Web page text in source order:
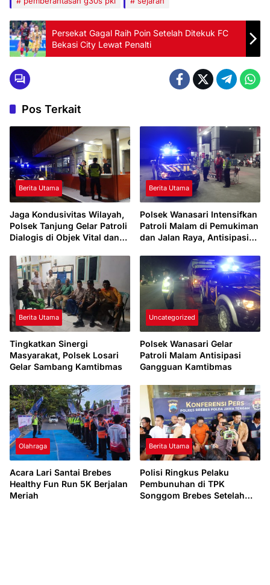
Persekat Gagal Raih Poin Setelah Ditekuk FC
Bekasi City Lewat Penalti
Pos Terkait
Berita Utama
Jaga Kondusivitas Wilayah,
Polsek Tanjung Gelar Patroli
Dialogis di Objek Vital dan
Berita Utama
Polsek Wanasari Intensifkan
Patroli Malam di Pemukiman
dan Jalan Raya, Antisipasi
Berita Utama
Tingkatkan Sinergi
Masyarakat, Polsek Losari
Gelar Sambang Kamtibmas
Uncategorized
Polsek Wanasari Gelar
Patroli Malam Antisipasi
Gangguan Kamtibmas
Olahraga
Acara Lari Santai Brebes
Healthy Fun Run 5K Berjalan
Meriah
Berita Utama
Polisi Ringkus Pelaku
Pembunuhan di TPK
Songgom Brebes Setelah